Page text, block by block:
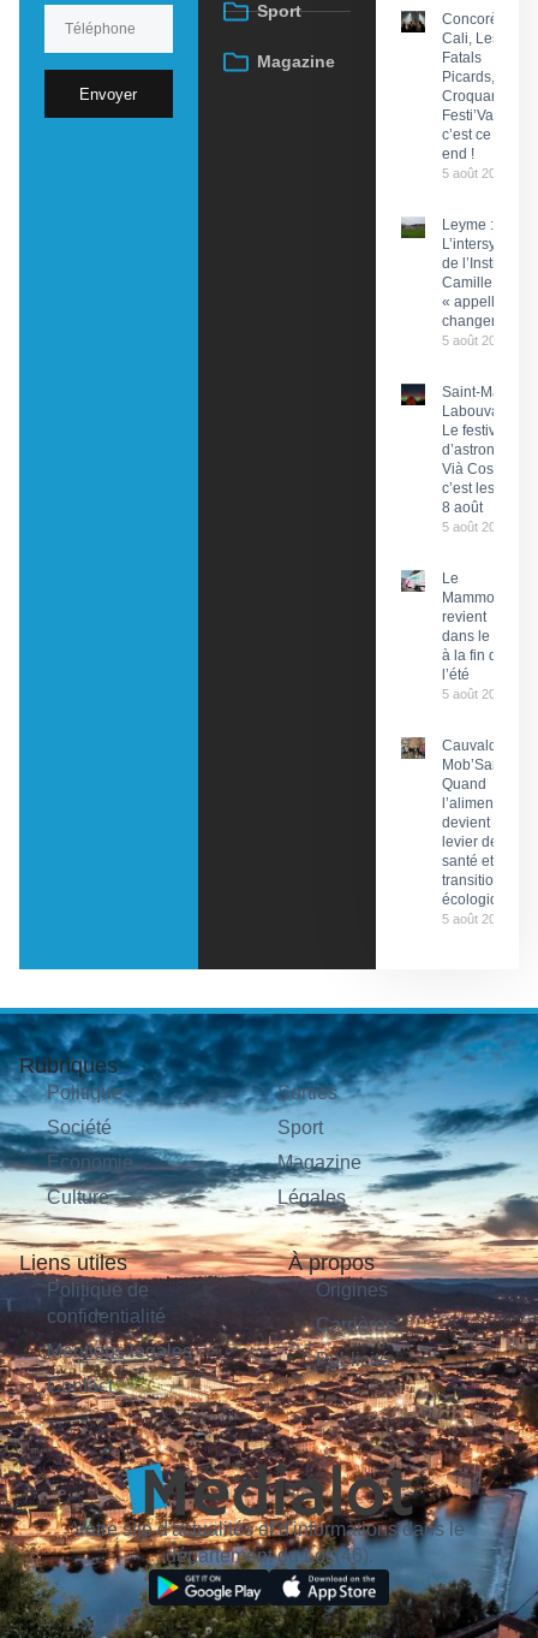
Envoyer
Sport
Magazine
Concorès :
Cali, Les
Fatals
Picards, Les
Croquants…
Festi’ValCéou,
c’est ce week-
end !
5 août 2026
Leyme :
de l’Institut
Camille Miret
« appelle à du
changement »
5 août 2026
Saint-Martin-
Labouval :
Le festival
d’astronomie
Vià Cosmos,
c’est les 7 et
8 août
5 août 2026
Le
Mammobile
revient
dans le Lot
à la fin de
l’été
5 août 2026
Cauvaldor –
Mob’Santé :
Quand
l’alimentation
devient un
levier de
santé et de
transition
écologique
5 août 2026
Rubriques
Politique
Société
Économie
Culture
Sorties
Sport
Magazine
Légales
Liens utiles
Politique de
confidentialité
Mentions légales
Contact
À propos
Origines
Carrières
Publicité
Votre site d'actualités et d'informations dans le
département du Lot (46).